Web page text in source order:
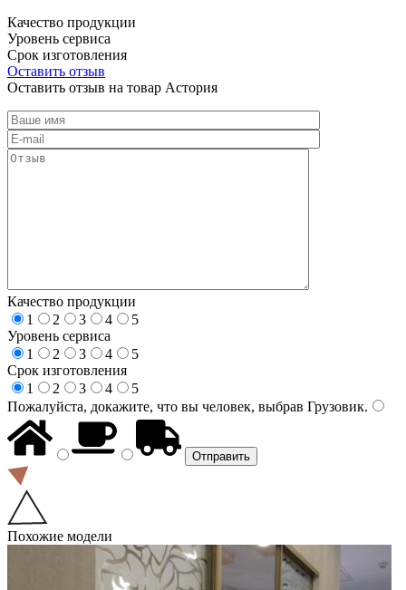
Качество продукции
Уровень сервиса
Срок изготовления
Оставить отзыв
Оставить отзыв на товар Астория
Качество продукции
1
2 3 4
5
Уровень сервиса
1
2 3 4
5
Срок изготовления
1
2 3 4
5
Пожалуйста, докажите, что вы человек, выбрав Грузовик.
Похожие модели